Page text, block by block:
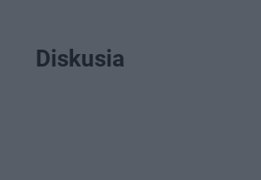
Diskusia